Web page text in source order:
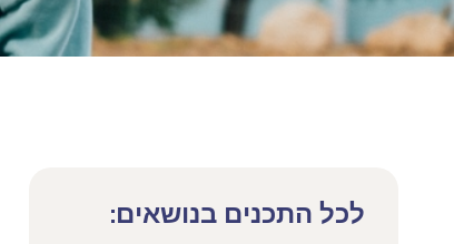
לכל התכנים בנושאים: